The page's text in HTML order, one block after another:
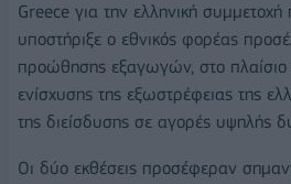
Greece για την ελληνική
υποστήριξε ο εθνικός φορέας
προώθησης εξαγωγών, στο πλαίσιο
ενίσχυσης της εξωστρέφειας της
της διείσδυσης σε αγορές υψηλής
Οι δύο εκθέσεις προσέφεραν